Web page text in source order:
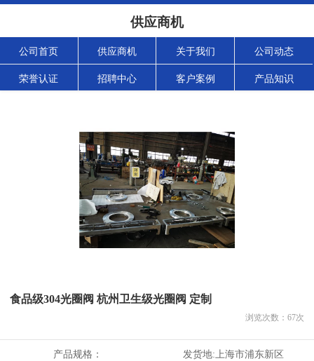
供应商机
公司首页 供应商机 关于我们 公司动态
荣誉认证 招聘中心 客户案例 产品知识
食品级304光圈阀 杭州卫生级光圈阀 定制
浏览次数： 67次
产品规格： 发货地: 上海市浦东新区